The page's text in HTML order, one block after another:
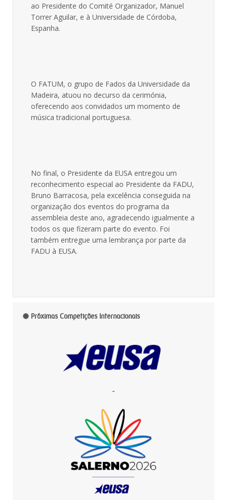
ao Presidente do Comité Organizador, Manuel
Torrer Aguilar, e à Universidade de Córdoba,
Espanha.
O FATUM, o grupo de Fados da Universidade da
Madeira, atuou no decurso da cerimónia,
oferecendo aos convidados um momento de
música tradicional portuguesa.
No final, o Presidente da EUSA entregou um
reconhecimento especial ao Presidente da FADU,
Bruno Barracosa, pela excelência conseguida na
organização dos eventos do programa da
assembleia deste ano, agradecendo igualmente a
todos os que fizeram parte do evento. Foi
também entregue uma lembrança por parte da
FADU à EUSA.
Próximas Competições Internacionais
-